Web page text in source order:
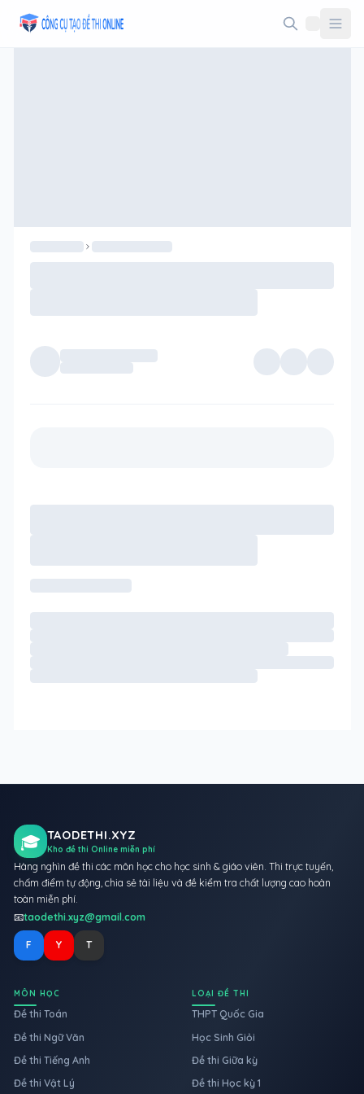
🎓 TAODETHI.XYZ
Kho đề thi Online miễn phí
Hàng nghìn đề thi các môn học cho học sinh & giáo viên. Thi trực tuyến,
chấm điểm tự động, chia sẻ tài liệu và đề kiểm tra chất lượng cao hoàn
toàn miễn phí.
📧taodethi.xyz@gmail.com
F Y T
MÔN HỌC
Đề thi Toán
Đề thi Ngữ Văn
Đề thi Tiếng Anh
Đề thi Vật Lý
LOẠI ĐỀ THI
THPT Quốc Gia
Học Sinh Giỏi
Đề thi Giữa kỳ
Đề thi Học kỳ 1